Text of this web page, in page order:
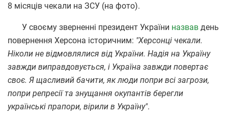
8 місяців чекали на ЗСУ (на фото).
У своєму зверненні президент України назвав день
повернення Херсона історичним: "Херсонці чекали.
Ніколи не відмовлялися від України. Надія на Україну
завжди виправдовується, і Україна завжди повертає
своє. Я щасливий бачити, як люди попри всі загрози,
попри репресії та знущання окупантів берегли
українські прапори, вірили в Україну".